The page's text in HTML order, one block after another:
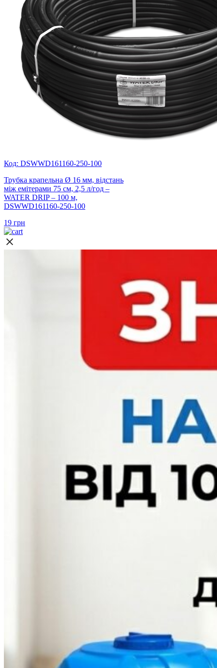
Код: DSWWD161160-250-100
Трубка крапельна Ø 16 мм, відстань
між емітерами 75 см, 2,5 л/год –
WATER DRIP – 100 м,
DSWWD161160-250-100
19 грн